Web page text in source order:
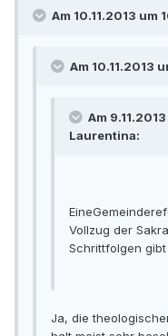
Am 10.11.2013 um
Am 10.11.2013
Am
Laurentina:
Vollzug der
Schrittfolgen
Ja, die